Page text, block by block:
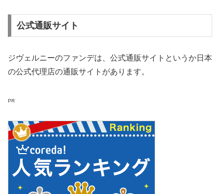
公式通販サイト
ジヴェルニーのファンデは、公式通販サイトというか日本
の公式代理店の通販サイトがあります。
PR